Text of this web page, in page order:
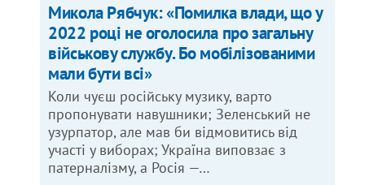
Микола Рябчук: «Помилка влади, що у
2022 році не оголосила про загальну
військову службу. Бо мобілізованими
мали бути всі»
Коли чуєш російську музику, варто
пропонувати навушники; Зеленський не
узурпатор, але мав би відмовитись від
участі у виборах; Україна виповзає з
патерналізму, а Росія —…